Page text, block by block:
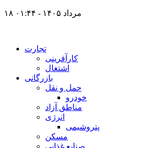
۱۸ مرداد ۱۴۰۵ - ۰۱:۴۴
تجارت
کارآفرینی
اشتغال
بازرگانی
حمل و نقل
خودرو
مناطق آزاد
انرژی
پتروشیمی
مسکن
صنایع غذایی